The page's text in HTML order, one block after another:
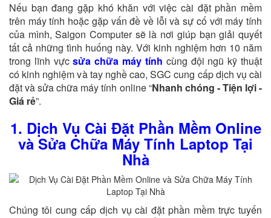
Nếu bạn đang gặp khó khăn với việc cài đặt phần mềm
trên máy tính hoặc gặp vấn đề về lỗi và sự cố với máy tính
của mình, Saigon Computer sẽ là nơi giúp bạn giải quyết
tất cả những tình huống này. Với kinh nghiệm hơn 10 năm
trong lĩnh vựcsửa chữa máy tính cùng đội ngũ kỹ thuật
có kinh nghiệm và tay nghề cao, SGC cung cấp dịch vụ cài
đặt và sửa chữa máy tính online “Nhanh chóng - Tiện lợi -
Giá rẻ”.
1. Dịch Vụ Cài Đặt Phần Mềm Online
và Sửa Chữa Máy Tính Laptop Tại
Nhà
Chúng tôi cung cấp dịch vụ cài đặt phần mềm trực tuyến